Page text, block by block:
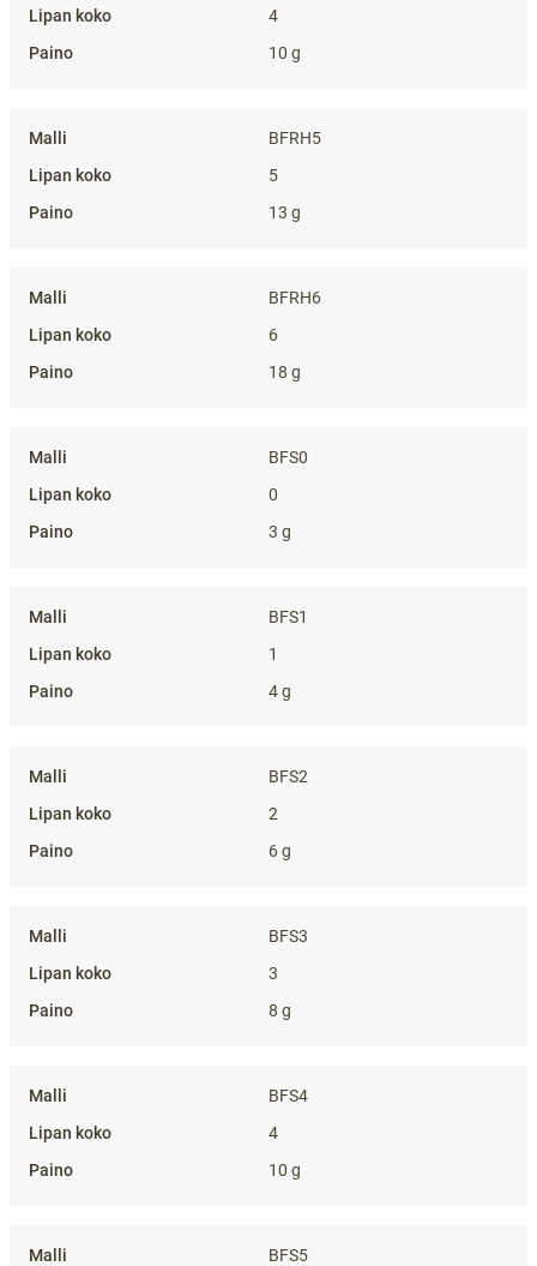
4
10 g
BFRH5
5
13 g
BFRH6
6
18 g
BFS0
0
3 g
BFS1
1
4 g
BFS2
2
6 g
BFS3
3
8 g
BFS4
4
10 g
BFS5